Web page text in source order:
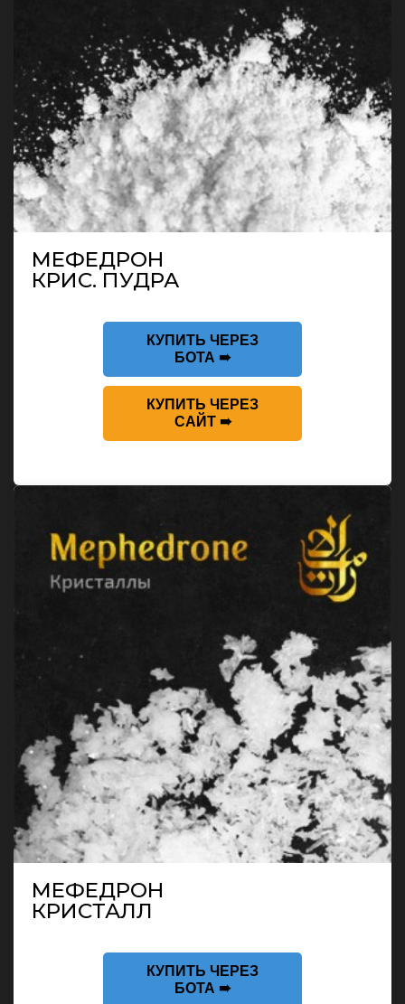
МЕФЕДРОН
КРИС. ПУДРА
КУПИТЬ ЧЕРЕЗ
БОТА ➠
КУПИТЬ ЧЕРЕЗ
САЙТ ➠
МЕФЕДРОН
КРИСТАЛЛ
КУПИТЬ ЧЕРЕЗ
БОТА ➠